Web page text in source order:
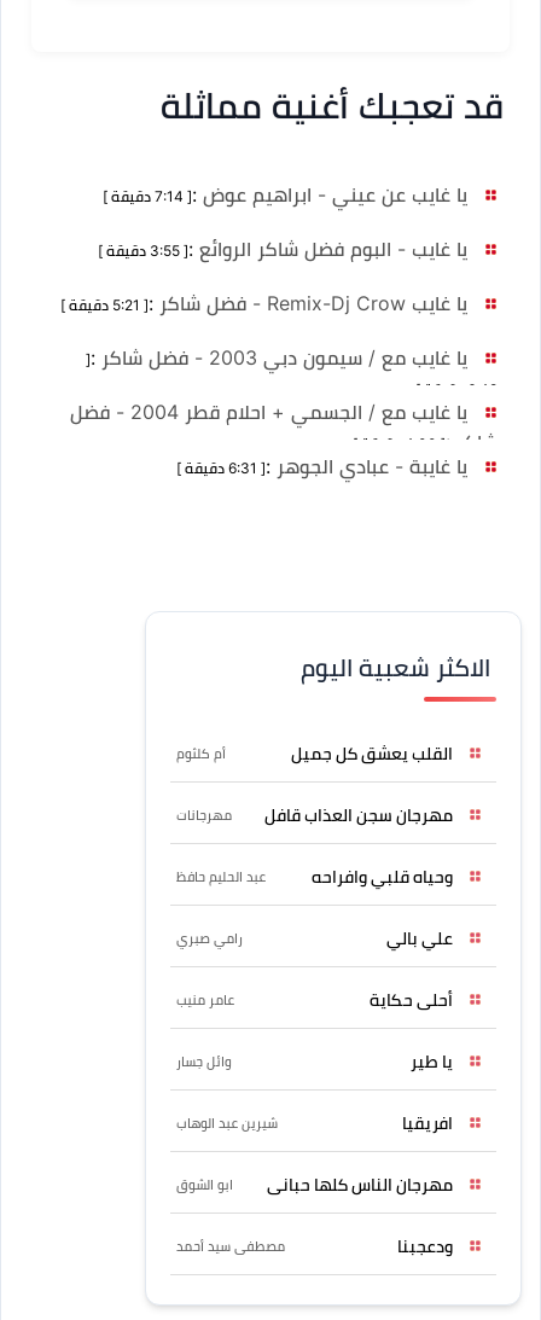
قد تعجبك أغنية مماثلة
يا غايب عن عيني - ابراهيم عوض :[ 7:14 دقيقة ]
يا غايب - البوم فضل شاكر الروائع :[ 3:55 دقيقة ]
يا غايب Remix-Dj Crow - فضل شاكر :[ 5:21 دقيقة ]
يا غايب مع / سيمون دبي 2003 - فضل شاكر :
[
6:48 دقيقة ]
يا غايب مع / الجسمي + احلام قطر 2004 - فضل
شاكر :[ 4:00 دقيقة ]
يا غايبة - عبادي الجوهر :[ 6:31 دقيقة ]
الاكثر شعبية اليوم
القلب يعشق كل جميل أم كلثوم
مهرجان سجن العذاب قافل مهرجانات
وحياه قلبي وافراحه عبد الحليم حافظ
علي بالي رامي صبري
أحلى حكاية عامر منيب
يا طير وائل جسار
افريقيا شيرين عبد الوهاب
مهرجان الناس كلها حبانى ابو الشوق
ودعجبنا مصطفى سيد أحمد